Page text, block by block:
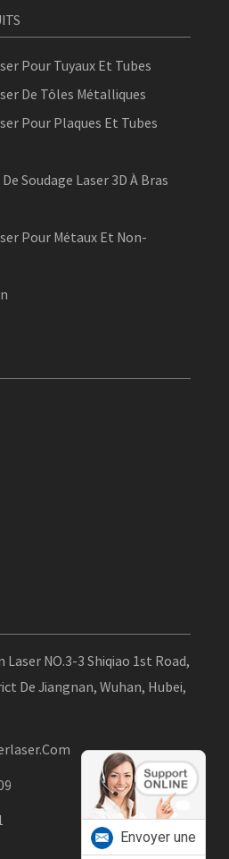
Pour Tuyaux Et Tubes
De Tôles Métalliques
Pour Plaques Et Tubes
Soudage Laser 3D À Bras
Pour Métaux Et Non-
NO.3-3 Shiqiao 1st Road,
De Jiangnan, Wuhan, Hubei,
Envoyer une